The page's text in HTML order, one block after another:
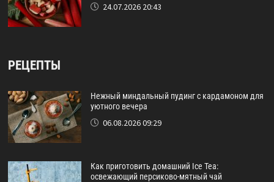
24.07.2026 20:43
РЕЦЕПТЫ
Нежный миндальный пудинг с кардамоном для
уютного вечера
06.08.2026 09:29
Как приготовить домашний Ice Tea:
освежающий персиково-мятный чай